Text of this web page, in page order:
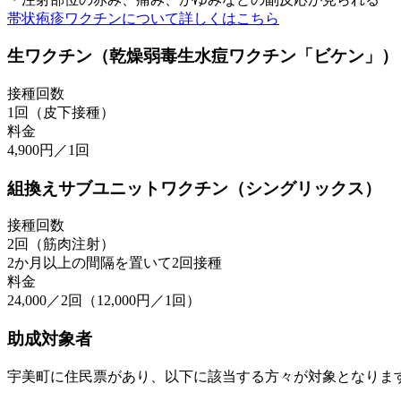
帯状疱疹ワクチンについて詳しくはこちら
生ワクチン（乾燥弱毒生水痘ワクチン「ビケン」）
接種回数
1回（皮下接種）
料金
4,900円／1回
組換えサブユニットワクチン（シングリックス）
接種回数
2回（筋肉注射）
2か月以上の間隔を置いて2回接種
料金
24,000／2回（12,000円／1回）
助成対象者
宇美町に住民票があり、以下に該当する方々が対象となりま